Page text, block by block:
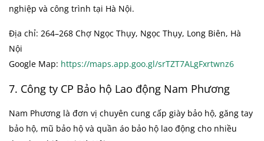
nghiệp và công trình tại Hà Nội.
Địa chỉ: 264–268 Chợ Ngọc Thụy, Ngọc Thụy, Long Biên, Hà
Nội
Google Map: https://maps.app.goo.gl/srTZT7ALgFxrtwnz6
7. Công ty CP Bảo hộ Lao động Nam Phương
Nam Phương là đơn vị chuyên cung cấp giày bảo hộ, găng tay
bảo hộ, mũ bảo hộ và quần áo bảo hộ lao động cho nhiều